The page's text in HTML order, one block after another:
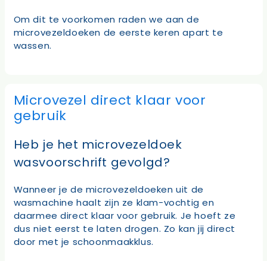
Om dit te voorkomen raden we aan de
microvezeldoeken de eerste keren apart te
wassen.
Microvezel direct klaar voor
gebruik
Heb je het microvezeldoek
wasvoorschrift gevolgd?
Wanneer je de microvezeldoeken uit de
wasmachine haalt zijn ze klam-vochtig en
daarmee direct klaar voor gebruik. Je hoeft ze
dus niet eerst te laten drogen. Zo kan jij direct
door met je schoonmaakklus.